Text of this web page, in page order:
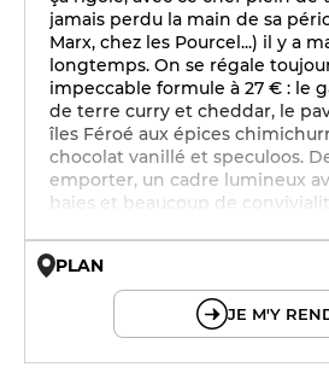
jamais perdu la main de sa
Marx, chez les Pourcel...) il y a
longtemps. On se régale
impeccable formule à 27 € : le
de terre curry et cheddar, le
îles Féroé aux épices
chocolat vanillé et speculoos.
emporter, un cadre lumineux
baies et beaucoup de
PLAN
JE M'Y